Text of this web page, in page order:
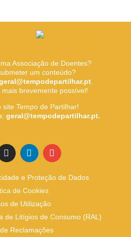
Associação de Doentes?
um conteúdo?
.
brevemente possível!
site Tempo de Partilhar!
geral@tempodepartilhar.pt.
e Proteção de Dados
de Cookies
de Utilização
de Litígios de Consumo (RAL)
Reclamações